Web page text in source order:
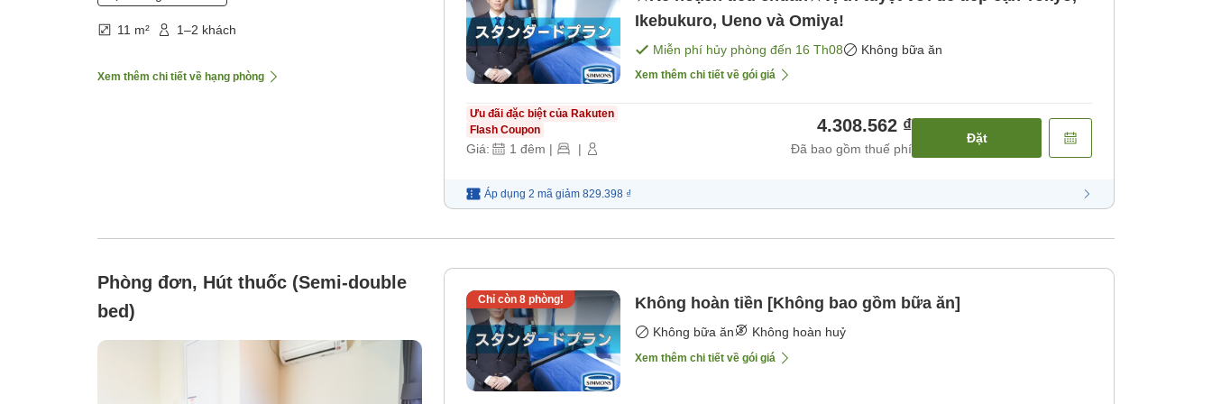
11 m² 1–2 khách
Xem thêm chi tiết về hạng phòng
Ikebukuro, Ueno và Omiya!
Miễn phí hủy phòng đến 16 Th08 Không bữa ăn
Xem thêm chi tiết về gói giá
Ưu đãi đặc biệt của Rakuten
Flash Coupon
Giá: 1 đêm | |
4.308.562 ₫
Đã bao gồm thuế phí
Đặt
Áp dụng 2 mã giảm 829.398 ₫
Phòng đơn, Hút thuốc (Semi-double
bed)
Chỉ còn 8phòng! Không hoàn tiền [Không bao gồm bữa ăn]
Không bữa ăn Không hoàn huỷ
Xem thêm chi tiết về gói giá